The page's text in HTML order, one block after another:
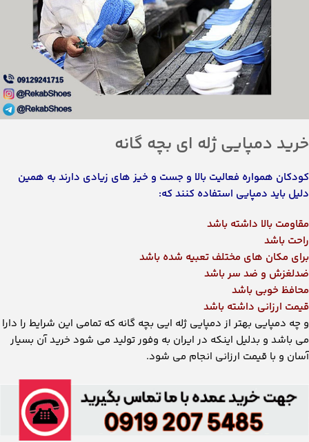
مقاومت بالا داشته باشد
راحت باشد
برای مکان های مختلف تعبیه شده باشد
ضدلغزش و ضد سر باشد
محافظ خوبی باشد
قیمت ارزانی داشته باشد
و چه دمپایی بهتر از دمپایی ژله ایی بچه گانه که تمامی این شرایط را دارا
آسان و با قیمت ارزانی انجام می شود.